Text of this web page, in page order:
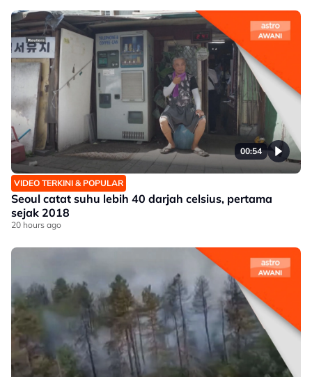
00:54
VIDEO TERKINI & POPULAR
Seoul catat suhu lebih 40 darjah celsius, pertama
sejak 2018
20 hours ago